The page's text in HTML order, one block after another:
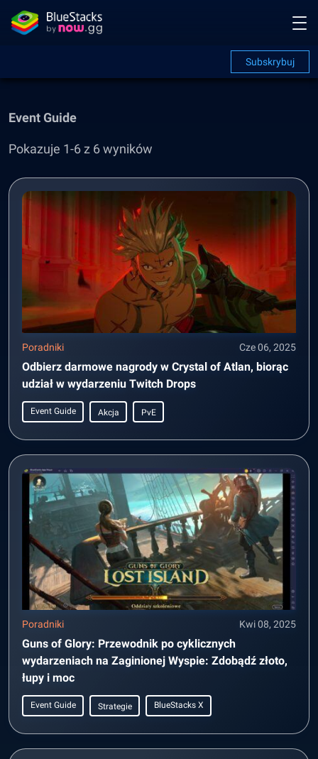
Subskrybuj
Event Guide
Pokazuje 1-6 z 6 wyników
Poradniki Cze 06, 2025
Odbierz darmowe nagrody w Crystal of Atlan, biorąc
udział w wydarzeniu Twitch Drops
Event Guide Akcja PvE
Poradniki Kwi 08, 2025
Guns of Glory: Przewodnik po cyklicznych
wydarzeniach na Zaginionej Wyspie: Zdobądź złoto,
łupy i moc
Event Guide Strategie BlueStacks X